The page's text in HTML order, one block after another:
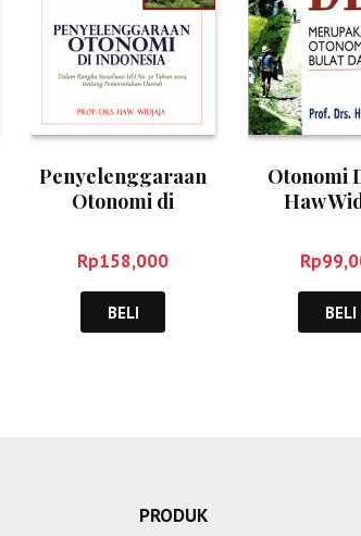
Penyelenggaraan
Otonomi di
Widjaya
Rp158,000
BELI
Otonomi
Haw
Rp
BELI
PRODUK